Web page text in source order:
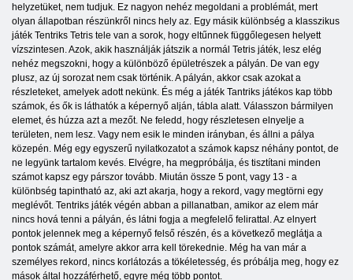
helyzetüket, nem tudjuk. Ez nagyon nehéz megoldani a problémát, mert
olyan állapotban részünkről nincs hely az. Egy másik különbség a klasszikus
játék Tentriks Tetris tele van a sorok, hogy eltűnnek függőlegesen helyett
vízszintesen. Azok, akik használják játszik a normál Tetris játék, lesz elég
nehéz megszokni, hogy a különböző épületrészek a pályán. De van egy
plusz, az új sorozat nem csak történik. A pályán, akkor csak azokat a
részleteket, amelyek adott nekünk. És még a játék Tantriks játékos kap több
számok, és ők is láthatók a képernyő alján, tábla alatt. Válasszon bármilyen
elemet, és húzza azt a mezőt. Ne feledd, hogy részletesen elnyelje a
területen, nem lesz. Vagy nem esik le minden irányban, és állni a pálya
közepén. Még egy egyszerű nyilatkozatot a számok kapsz néhány pontot, de
ne legyünk tartalom kevés. Elvégre, ha megpróbálja, és tisztítani minden
számot kapsz egy párszor tovább. Miután össze 5 pont, vagy 13 - a
különbség tapintható az, aki azt akarja, hogy a rekord, vagy megtörni egy
meglévőt. Tentriks játék végén abban a pillanatban, amikor az elem már
nincs hová tenni a pályán, és látni fogja a megfelelő felirattal. Az elnyert
pontok jelennek meg a képernyő felső részén, és a következő meglátja a
pontok számát, amelyre akkor arra kell törekednie. Még ha van már a
személyes rekord, nincs korlátozás a tökéletesség, és próbálja meg, hogy ez
mások által hozzáférhető, egyre még több pontot.